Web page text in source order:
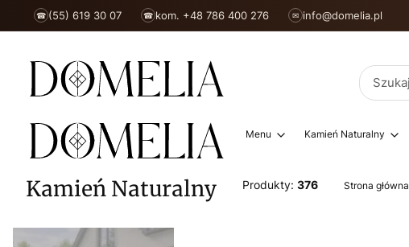
☎ (55) 619 30 07 ☎ kom. +48 786 400 276 ✉ info@domelia.pl
Menu Kamień Naturalny
Kamień Naturalny Produkty: 376 Strona główna